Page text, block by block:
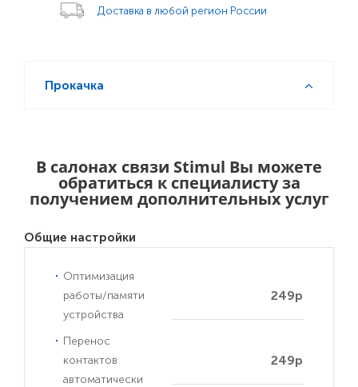
Доставка в любой регион России
Прокачка
В салонах связи Stimul Вы можете
обратиться к специалисту за
получением дополнительных услуг
Общие настройки
Оптимизация
работы/памяти
устройства
249р
Перенос
контактов
автоматически
249р